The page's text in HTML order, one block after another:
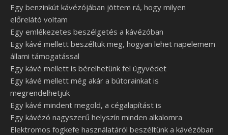
Egy benzinkút kávézójában jöttem rá, hogy milyen
előrelátó voltam
Egy emlékezetes beszélgetés a kávézóban
Egy kávé mellett beszéltük meg, hogyan lehet napelemem
állami támogatással
Egy kávé mellett is bérelhetünk fel ügyvédet
Egy kávé mellett még akár a bútorainkat is
megrendelhetjük
Egy kávé mindent megold, a cégalapítást is
Egy kávézó nagyszerű helyszín minden alkalomra
Elektromos fogkefe használatáról beszéltünk a kávézóban